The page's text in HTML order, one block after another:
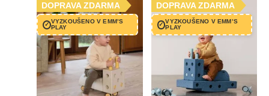
✓ VYZKOUŠENO V EMM’S
PLAY
DOPRAVA ZDARMA
✓ VYZKOUŠENO V EMM’S
PLAY
DOPRAVA ZDARMA